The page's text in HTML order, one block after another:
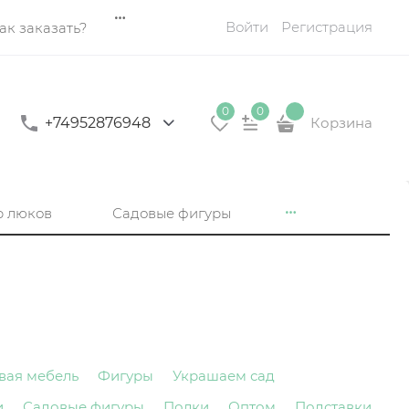
заказать? Войти Регистрация
+74952876948
0 0
Корзина
люков Садовые фигуры
мебель Фигуры
Украшаем сад